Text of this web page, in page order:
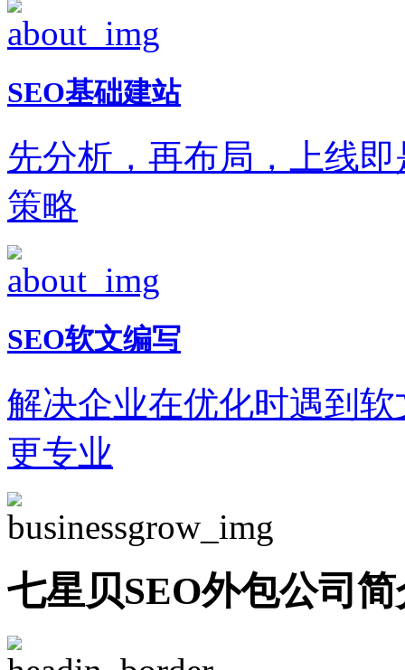
SEO基础建站
先分析，再布局，上线
策略
SEO软文编写
解决企业在优化时遇到
更专业
七星贝SEO外包公司简